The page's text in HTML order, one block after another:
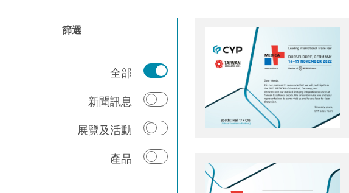
篩選
全部
新聞訊息
展覽及活動
產品